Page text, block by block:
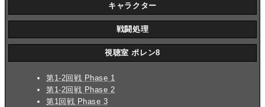
キャラクター
戦闘処理
視聴室 ポレン8
第1-2回戦 Phase 1
第1-2回戦 Phase 2
第1回戦 Phase 3